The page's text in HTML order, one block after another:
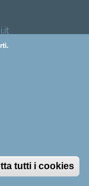
tutti i cookies